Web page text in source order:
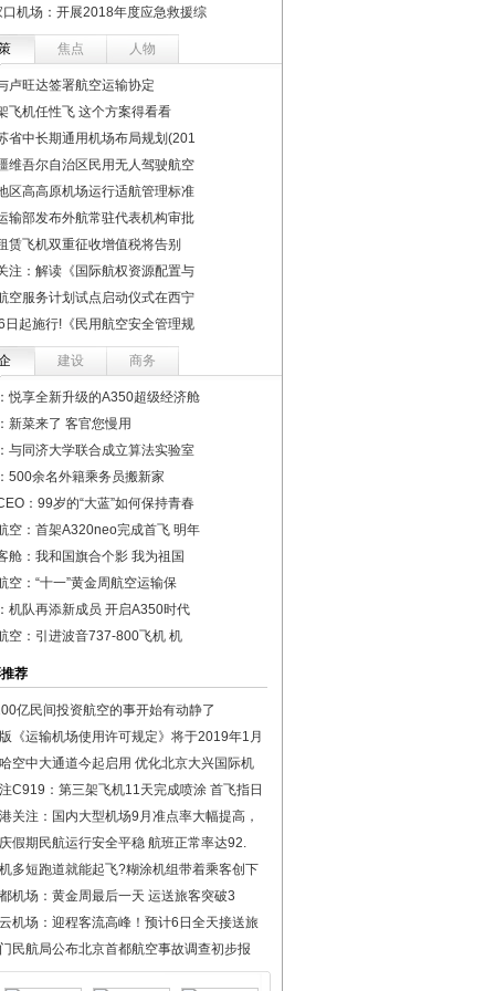
口机场：开展2018年度应急救援综
焦点 人物
卢旺达签署航空运输协定
飞机任性飞 这个方案得看看
省中长期通用机场布局规划(201
维吾尔自治区民用无人驾驶航空
区高高原机场运行适航管理标准
输部发布外航常驻代表机构审批
赁飞机双重征收增值税将告别
注：解读《国际航权资源配置与
空服务计划试点启动仪式在西宁
日起施行!《民用航空安全管理规
建设 商务
悦享全新升级的A350超级经济舱
新菜来了 客官您慢用
与同济大学联合成立算法实验室
500余名外籍乘务员搬新家
：99岁的“大蓝”如何保持青春
空：首架A320neo完成首飞 明年
舱：我和国旗合个影 我为祖国
空：“十一”黄金周航空运输保
机队再添新成员 开启A350时代
空：引进波音737-800飞机 机
荐
亿民间投资航空的事开始有动静了
《运输机场使用许可规定》将于2019年1月
空中大通道今起启用 优化北京大兴国际机
C919：第三架飞机11天完成喷涂 首飞指日
关注：国内大型机场9月准点率大幅提高，
假期民航运行安全平稳 航班正常率达92.
多短跑道就能起飞?糊涂机组带着乘客创下
机场：黄金周最后一天 运送旅客突破3
机场：迎程客流高峰！预计6日全天接送旅
民航局公布北京首都航空事故调查初步报